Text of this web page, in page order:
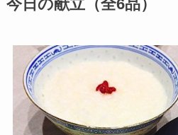
今日の献立（全6品）